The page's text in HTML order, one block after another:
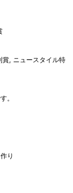
賞, ニュースタイル特
。
り